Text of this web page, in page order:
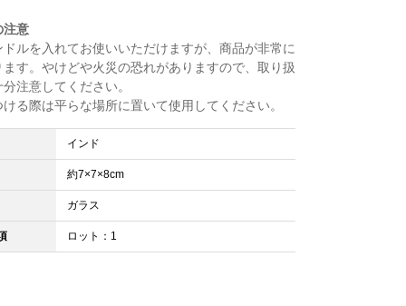
注意
ドルを入れてお使いいただけますが、商品が非常に
ます。やけどや火災の恐れがありますので、取り扱
注意してください。
ける際は平らな場所に置いて使用してください。
インド
約7×7×8cm
ガラス
ロット：1